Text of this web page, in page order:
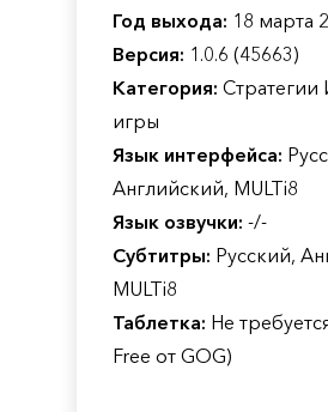
Год выхода: 18 марта
Версия: 1.0.6 (45663)
Категория:
игры
Язык интерфейса:
Английский, MULTi8
Язык озвучки: -/-
Субтитры: Русский,
MULTi8
Таблетка: Не
Free от GOG)